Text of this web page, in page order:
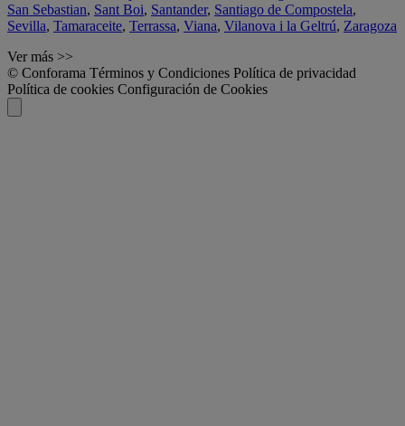
San Sebastian, Sant Boi, Santander, Santiago de Compostela,
Sevilla, Tamaraceite, Terrassa, Viana, Vilanova i la Geltrú, Zaragoza
Ver más >>
© Conforama Términos y Condiciones Política de privacidad
Política de cookies Configuración de Cookies